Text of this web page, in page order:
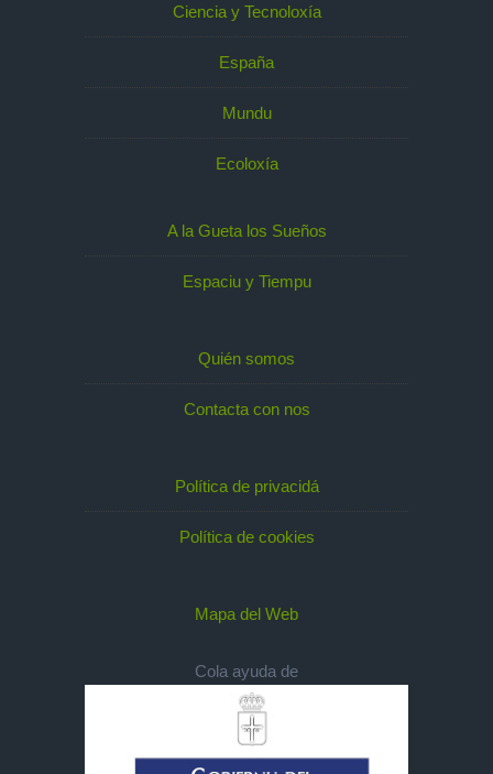
Ciencia y Tecnoloxía
España
Mundu
Ecoloxía
A la Gueta los Sueños
Espaciu y Tiempu
Quién somos
Contacta con nos
Política de privacidá
Política de cookies
Mapa del Web
Cola ayuda de